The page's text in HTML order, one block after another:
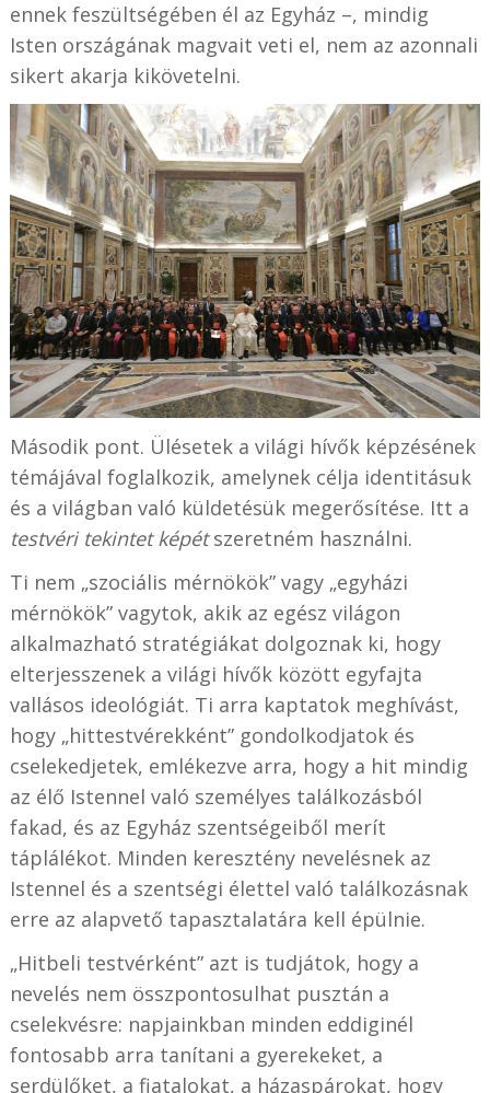
ennek feszültségében él az Egyház –, mindig
Isten országának magvait veti el, nem az azonnali
sikert akarja kikövetelni.
Második pont. Ülésetek a világi hívők képzésének
témájával foglalkozik, amelynek célja identitásuk
és a világban való küldetésük megerősítése. Itt a
testvéri tekintet képétszeretném használni.
Ti nem „szociális mérnökök” vagy „egyházi
mérnökök” vagytok, akik az egész világon
alkalmazható stratégiákat dolgoznak ki, hogy
elterjesszenek a világi hívők között egyfajta
vallásos ideológiát. Ti arra kaptatok meghívást,
hogy „hittestvérekként” gondolkodjatok és
cselekedjetek, emlékezve arra, hogy a hit mindig
az élő Istennel való személyes találkozásból
fakad, és az Egyház szentségeiből merít
táplálékot. Minden keresztény nevelésnek az
Istennel és a szentségi élettel való találkozásnak
erre az alapvető tapasztalatára kell épülnie.
„Hitbeli testvérként” azt is tudjátok, hogy a
nevelés nem összpontosulhat pusztán a
cselekvésre: napjainkban minden eddiginél
fontosabb arra tanítani a gyerekeket, a
serdülőket, a fiatalokat, a házaspárokat, hogy